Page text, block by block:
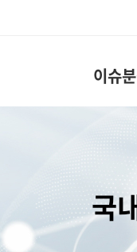
이슈
국